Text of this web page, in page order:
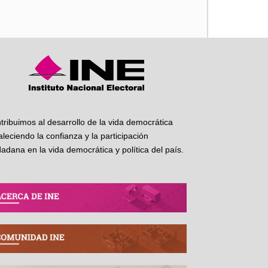
al desarrollo de la vida democrática
la confianza y la participación
en la vida democrática y política del país.